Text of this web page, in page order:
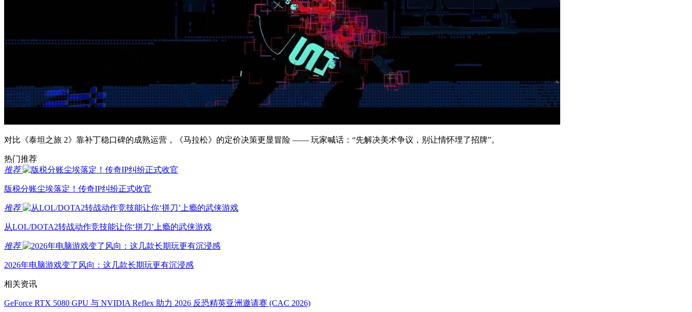
对比《泰坦之旅 2》靠补丁稳口碑的成熟运营，《马拉松》的定价决策更显冒险 —— 玩家喊话：“先解决美术争议，别让情怀埋了招牌”。
热门推荐
推荐
版税分账尘埃落定！传奇IP纠纷正式收官
推荐
从LOL/DOTA2转战动作竞技能让你‘拼刀’上瘾的武侠游戏
推荐
2026年电脑游戏变了风向：这几款长期玩更有沉浸感
相关资讯
GeForce RTX 5080 GPU 与 NVIDIA Reflex 助力 2026 反恐精英亚洲邀请赛 (CAC 2026)